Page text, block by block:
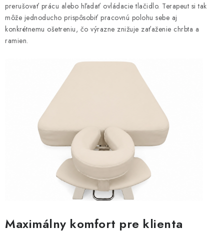
prerušovať prácu alebo hľadať ovládacie tlačidlo. Terapeut si tak
môže jednoducho prispôsobiť pracovnú polohu sebe aj
konkrétnemu ošetreniu, čo výrazne znižuje zaťaženie chrbta a
ramien.
Maximálny komfort pre klienta